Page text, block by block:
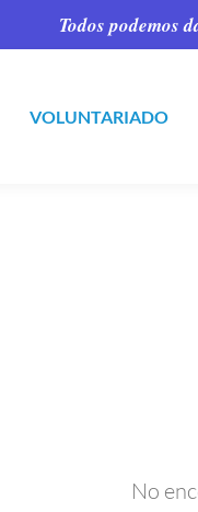
Todos podemos
VOLUNTARIADO
No